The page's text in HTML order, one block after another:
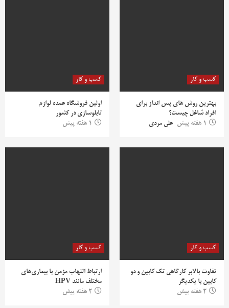
کسب و کار
بهترین روش‌ های پس‌ انداز برای
افراد شاغل چیست؟
1 هفته پیش
علی مردی
کسب و کار
اولین فروشگاه عمده لوازم
تابلوسازی در کشور
1 هفته پیش
کسب و کار
تفاوت بالابر کارگاهی تک کابین و دو
کابین با یکدیگر
2 هفته پیش
کسب و کار
ارتباط التهاب مزمن با بیماری‌های
مختلف مانند HPV
2 هفته پیش